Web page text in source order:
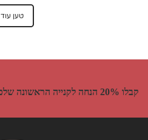
טען עוד
קבלו 20% הנחה לקנייה הראשונה שלכם באתר!